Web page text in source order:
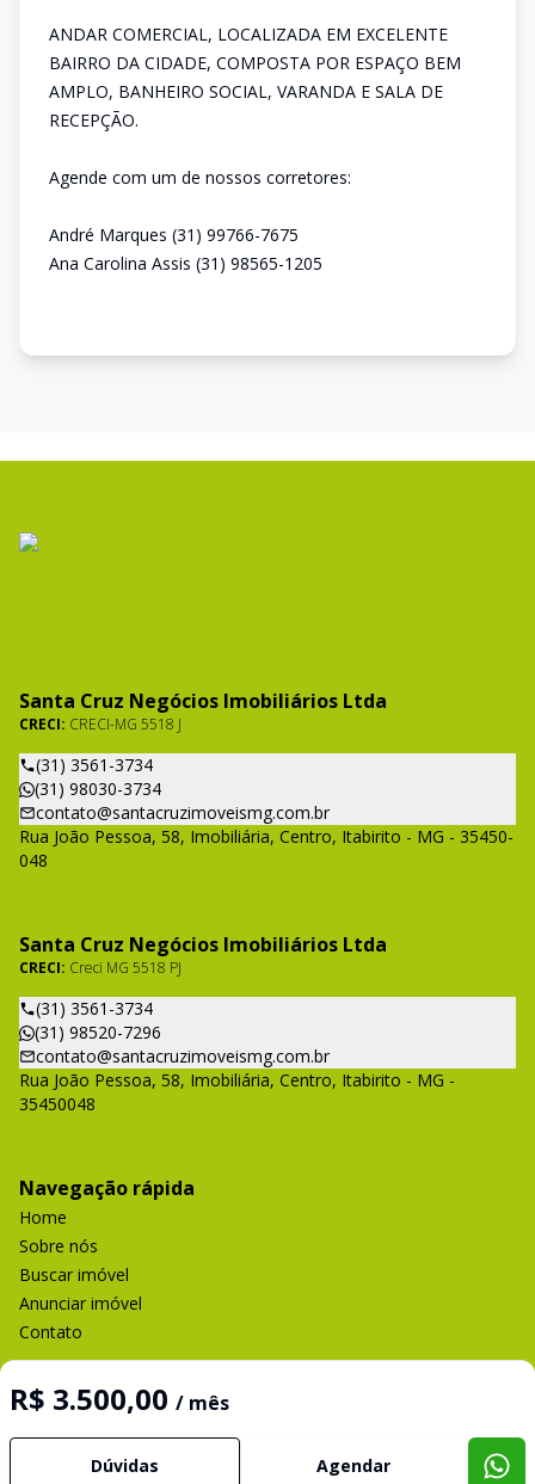
ANDAR COMERCIAL, LOCALIZADA EM EXCELENTE
BAIRRO DA CIDADE, COMPOSTA POR ESPAÇO BEM
AMPLO, BANHEIRO SOCIAL, VARANDA E SALA DE
RECEPÇÃO.
Agende com um de nossos corretores:
André Marques (31) 99766-7675
Ana Carolina Assis (31) 98565-1205
R$ 3.500,00 / mês
Dúvidas Agendar
Santa Cruz Negócios Imobiliários Ltda
CRECI: CRECI-MG 5518 J
(31) 3561-3734
(31) 98030-3734
contato@santacruzimoveismg.com.br
Rua João Pessoa, 58, Imobiliária, Centro, Itabirito - MG - 35450-
048
Santa Cruz Negócios Imobiliários Ltda
CRECI: Creci MG 5518 PJ
(31) 3561-3734
(31) 98520-7296
contato@santacruzimoveismg.com.br
Rua João Pessoa, 58, Imobiliária, Centro, Itabirito - MG -
35450048
Navegação rápida
Home
Sobre nós
Buscar imóvel
Anunciar imóvel
Contato
Selo de Tecnologia Loft